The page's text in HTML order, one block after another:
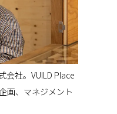
会社。VUILD Place
画、マネジメント